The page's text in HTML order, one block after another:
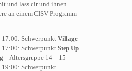
und lass dir und ihnen
an einem CISV Programm
17:00: Schwerpunkt Village
17:00: Schwerpunkt Step Up
– Altersgruppe 14 – 15
19:00: Schwerpunkt